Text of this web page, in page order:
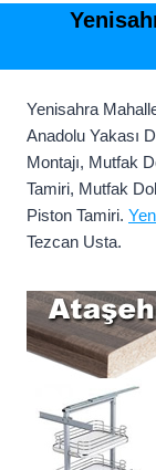
Yenisahra
Anadolu Yakası
Montajı, Mutfak
Tamiri, Mutfak
Piston Tamiri.
Tezcan Usta.